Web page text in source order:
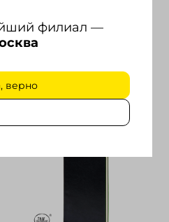
филиал —
верно
FORTE.
продуктивности: